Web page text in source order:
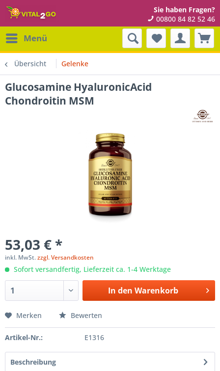
Sie haben Fragen?
00800 84 82 52 46
Menü
Übersicht Gelenke
Glucosamine HyaluronicAcid
Chondroitin MSM
53,03 € *
inkl. MwSt.zzgl. Versandkosten
Sofort versandfertig, Lieferzeit ca. 1-4 Werktage
In den Warenkorb
Merken Bewerten
Artikel-Nr.: E1316
Beschreibung